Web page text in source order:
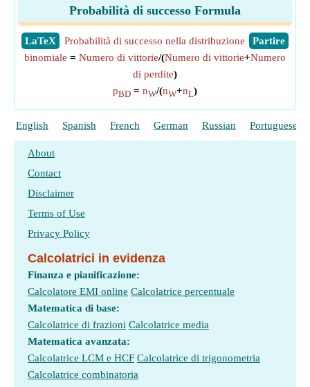
Probabilità di successo Formula
​LaTeX ​Partire
Probabilità di successo nella distribuzione
binomiale = Numero di vittorie/(Numero di vittorie+Numero
di perdite)
pBD = nW/(nW+nL)
English Spanish French German Russian Portuguese
About
Contact
Disclaimer
Terms of Use
Privacy Policy
Calcolatrici in evidenza
Finanza e pianificazione:
Calcolatore EMI online Calcolatrice percentuale
Matematica di base:
Calcolatrice di frazioni Calcolatrice media
Matematica avanzata:
Calcolatrice LCM e HCF Calcolatrice di trigonometria
Calcolatrice combinatoria